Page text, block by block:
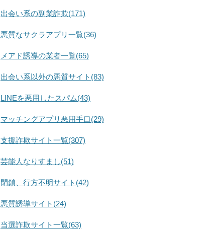
出会い系の副業詐欺(171)
悪質なサクラアプリ一覧(36)
メアド誘導の業者一覧(65)
出会い系以外の悪質サイト(83)
LINEを悪用したスパム(43)
マッチングアプリ悪用手口(29)
支援詐欺サイト一覧(307)
芸能人なりすまし(51)
閉鎖、行方不明サイト(42)
悪質誘導サイト(24)
当選詐欺サイト一覧(63)